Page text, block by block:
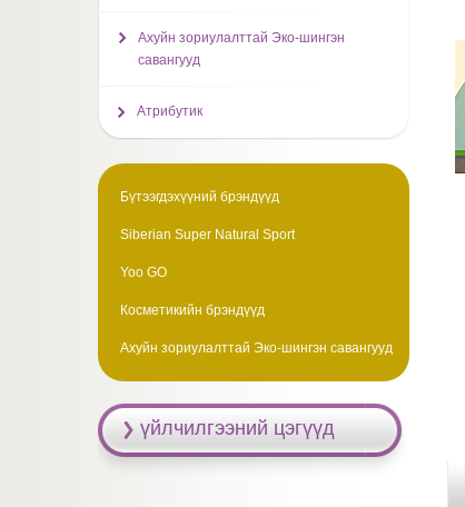
Ахуйн зориулалттай Эко-шингэн
савангууд
Атрибутик
Бүтээгдэхүүний брэндүүд
Siberian Super Natural Sport
Yoo GO
Косметикийн брэндүүд
Ахуйн зориулалттай Эко-шингэн савангууд
үйлчилгээний цэгүүд